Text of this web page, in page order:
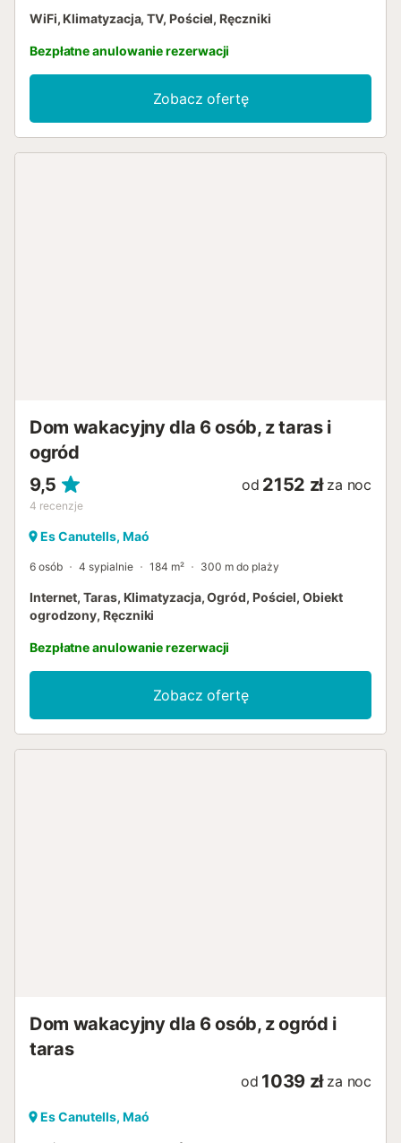
WiFi, Klimatyzacja, TV, Pościel, Ręczniki
Bezpłatne anulowanie rezerwacji
Zobacz ofertę
Dom wakacyjny dla 6 osób, z taras i
ogród
9,5
4 recenzje
od 2152 zł za noc
Es Canutells, Maó
6 osób 4 sypialnie 184 m² 300 m do plaży
Internet, Taras, Klimatyzacja, Ogród, Pościel, Obiekt
ogrodzony, Ręczniki
Bezpłatne anulowanie rezerwacji
Zobacz ofertę
Dom wakacyjny dla 6 osób, z ogród i
taras
od 1039 zł za noc
Es Canutells, Maó